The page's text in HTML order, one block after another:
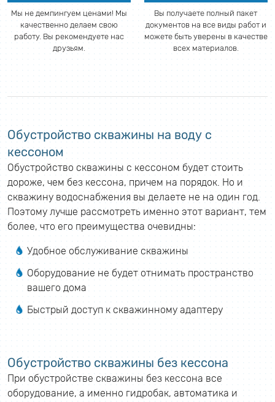
Мы не демпингуем ценами! Мы
качественно делаем свою
работу. Вы рекомендуете нас
друзьям.
Вы получаете полный пакет
документов на все виды работ и
можете быть уверены в качестве
всех материалов.
Обустройство скважины на воду с
кессоном
Обустройство скважины с кессоном будет стоить
дороже, чем без кессона, причем на порядок. Но и
скважину водоснабжения вы делаете не на один год.
Поэтому лучше рассмотреть именно этот вариант, тем
более, что его преимущества очевидны:
Удобное обслуживание скважины
Оборудование не будет отнимать пространство
вашего дома
Быстрый доступ к скважинному адаптеру
Обустройство скважины без кессона
При обустройстве скважины без кессона все
оборудование, а именно гидробак, автоматика и